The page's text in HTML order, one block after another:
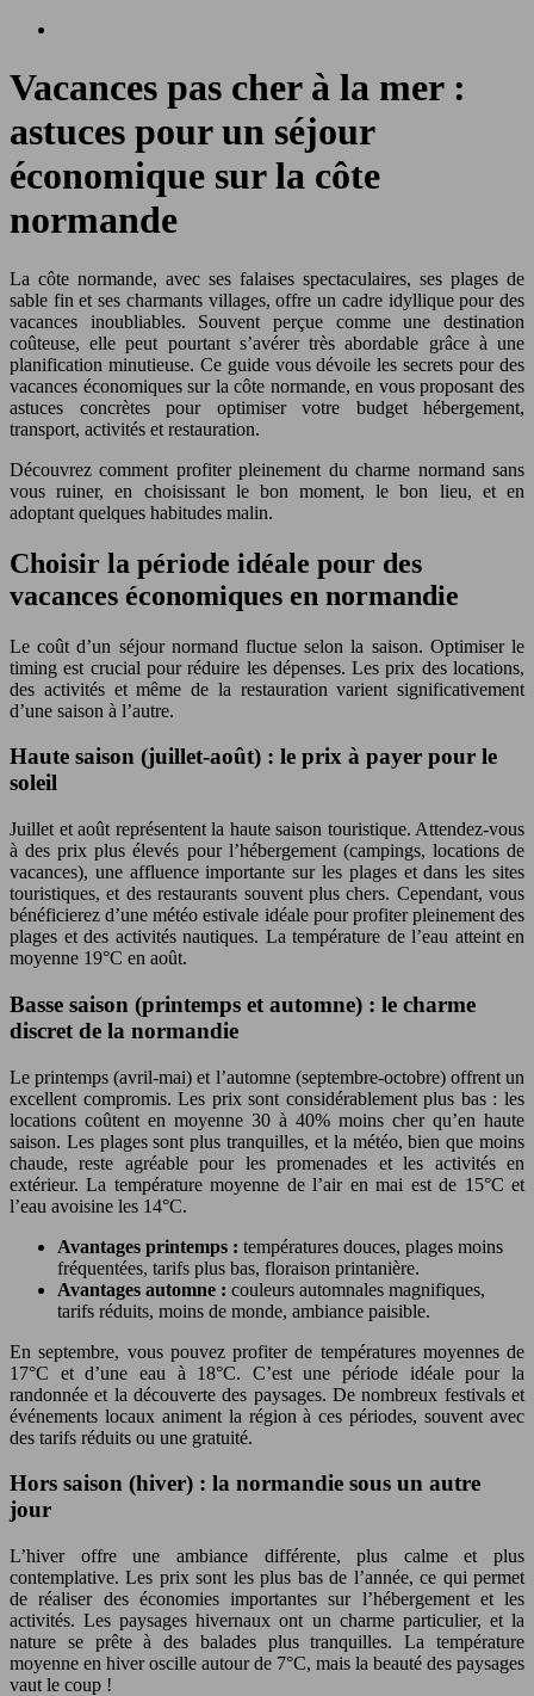
Vacances pas cher à la mer :
astuces pour un séjour
économique sur la côte
normande
La côte normande, avec ses falaises spectaculaires, ses plages de
sable fin et ses charmants villages, offre un cadre idyllique pour des
vacances inoubliables. Souvent perçue comme une destination
coûteuse, elle peut pourtant s’avérer très abordable grâce à une
planification minutieuse. Ce guide vous dévoile les secrets pour des
vacances économiques sur la côte normande, en vous proposant des
astuces concrètes pour optimiser votre budget hébergement,
transport, activités et restauration.
Découvrez comment profiter pleinement du charme normand sans
vous ruiner, en choisissant le bon moment, le bon lieu, et en
adoptant quelques habitudes malin.
Choisir la période idéale pour des
vacances économiques en normandie
Le coût d’un séjour normand fluctue selon la saison. Optimiser le
timing est crucial pour réduire les dépenses. Les prix des locations,
des activités et même de la restauration varient significativement
d’une saison à l’autre.
Haute saison (juillet-août) : le prix à payer pour le
soleil
Juillet et août représentent la haute saison touristique. Attendez-vous
à des prix plus élevés pour l’hébergement (campings, locations de
vacances), une affluence importante sur les plages et dans les sites
touristiques, et des restaurants souvent plus chers. Cependant, vous
bénéficierez d’une météo estivale idéale pour profiter pleinement des
plages et des activités nautiques. La température de l’eau atteint en
moyenne 19°C en août.
Basse saison (printemps et automne) : le charme
discret de la normandie
Le printemps (avril-mai) et l’automne (septembre-octobre) offrent un
excellent compromis. Les prix sont considérablement plus bas : les
locations coûtent en moyenne 30 à 40% moins cher qu’en haute
saison. Les plages sont plus tranquilles, et la météo, bien que moins
chaude, reste agréable pour les promenades et les activités en
extérieur. La température moyenne de l’air en mai est de 15°C et
l’eau avoisine les 14°C.
Avantages printemps : températures douces, plages moins
fréquentées, tarifs plus bas, floraison printanière.
Avantages automne : couleurs automnales magnifiques,
tarifs réduits, moins de monde, ambiance paisible.
En septembre, vous pouvez profiter de températures moyennes de
17°C et d’une eau à 18°C. C’est une période idéale pour la
randonnée et la découverte des paysages. De nombreux festivals et
événements locaux animent la région à ces périodes, souvent avec
des tarifs réduits ou une gratuité.
Hors saison (hiver) : la normandie sous un autre
jour
L’hiver offre une ambiance différente, plus calme et plus
contemplative. Les prix sont les plus bas de l’année, ce qui permet
de réaliser des économies importantes sur l’hébergement et les
activités. Les paysages hivernaux ont un charme particulier, et la
nature se prête à des balades plus tranquilles. La température
moyenne en hiver oscille autour de 7°C, mais la beauté des paysages
vaut le coup !